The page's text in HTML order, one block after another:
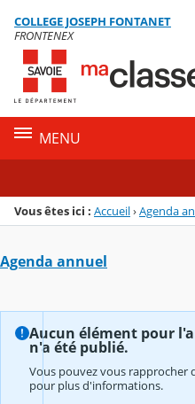
Menu de la rubrique
Contenu
COLLEGE JOSEPH FONTANET
FRONTENEX
MENU
Vous êtes ici : Accueil›Agenda
Agenda annuel
Aucun élément pour
n'a été publié.
Vous pouvez vous rapprocher
pour plus d'informations.